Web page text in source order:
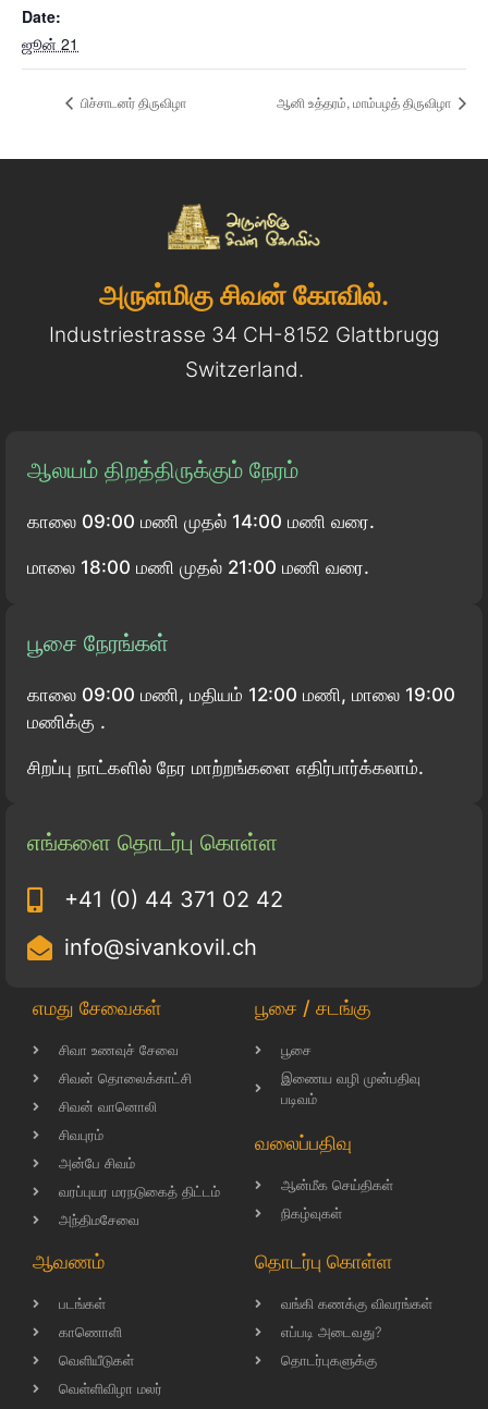
Date:
ஜூன் 21
பிச்சாடனர் திருவிழா ஆனி உத்தரம், மாம்பழத் திருவிழா
அருள்மிகு சிவன் கோவில்.
Industriestrasse 34 CH-8152 Glattbrugg
Switzerland.
ஆலயம் திறத்திருக்கும் நேரம்
காலை 09:00 மணி முதல் 14:00 மணி வரை.
மாலை 18:00 மணி முதல் 21:00 மணி வரை.
பூசை நேரங்கள்
காலை 09:00 மணி, மதியம் 12:00 மணி, மாலை 19:00
மணிக்கு .
சிறப்பு நாட்களில் நேர மாற்றங்களை எதிர்பார்க்கலாம்.
எங்களை தொடர்பு கொள்ள
+41 (0) 44 371 02 42
info@sivankovil.ch
எமது சேவைகள்
சிவா உணவுச் சேவை
சிவன் தொலைக்காட்சி
சிவன் வானொலி
சிவபுரம்
அன்பே சிவம்
வரப்புயர மரநடுகைத் திட்டம்
அந்திமசேவை
பூசை / சடங்கு
பூசை
இணைய வழி முன்பதிவு
படிவம்
வலைப்பதிவு
ஆன்மீக செய்திகள்
நிகழ்வுகள்
ஆவணம்
படங்கள்
காணொளி
வெளியீடுகள்
வெள்ளிவிழா மலர்
தொடர்பு கொள்ள
வங்கி கணக்கு விவரங்கள்
எப்படி அடைவது?
தொடர்புகளுக்கு